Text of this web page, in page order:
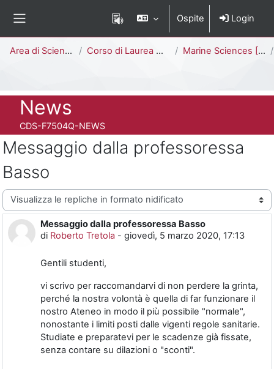
Ospite Login
Area di Scienze Corso di Laurea Magistrale Marine Sciences [F7504Q - F7502Q]
Titolo del corso
News
Codice identificativo del corso
CDS-F7504Q-NEWS
Messaggio dalla professoressa
Basso
Modalità visualizzazione
Messaggio dalla professoressa Basso
di Roberto Tretola - giovedì, 5 marzo 2020, 17:13
Numero di risposte: 0
Gentili studenti,
vi scrivo per raccomandarvi di non perdere la grinta,
perché la nostra volontà è quella di far funzionare il
nostro Ateneo in modo il più possibile "normale",
nonostante i limiti posti dalle vigenti regole sanitarie.
Studiate e preparatevi per le scadenze già fissate,
senza contare su dilazioni o "sconti".